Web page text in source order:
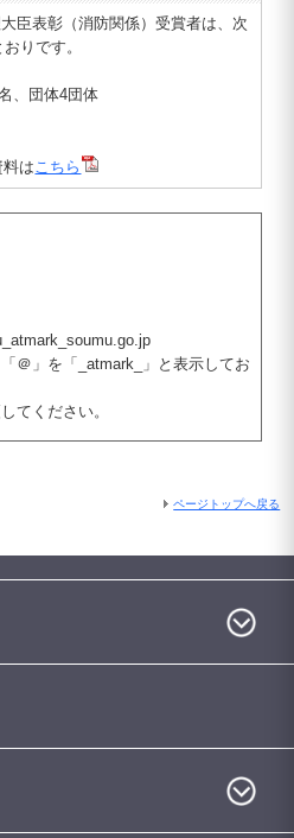
臣表彰（消防関係）受賞者は、次
りです。
、団体4団体
はこちら
＠」を「_atmark_」と表示してお
てください。
ページトップへ戻る